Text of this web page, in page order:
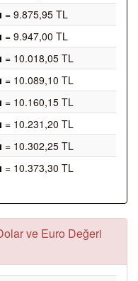
= 9.875,95 TL
= 9.947,00 TL
= 10.018,05 TL
= 10.089,10 TL
= 10.160,15 TL
= 10.231,20 TL
= 10.302,25 TL
= 10.373,30 TL
ve Euro Değeri